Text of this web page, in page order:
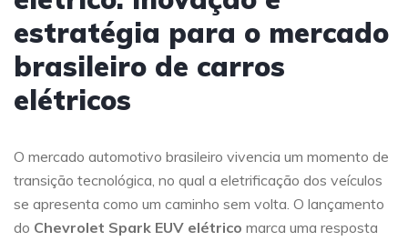
estratégia para o mercado
brasileiro de carros
elétricos
O mercado automotivo brasileiro vivencia um momento de
transição tecnológica, no qual a eletrificação dos veículos
se apresenta como um caminho sem volta. O lançamento
do Chevrolet Spark EUV elétrico marca uma resposta